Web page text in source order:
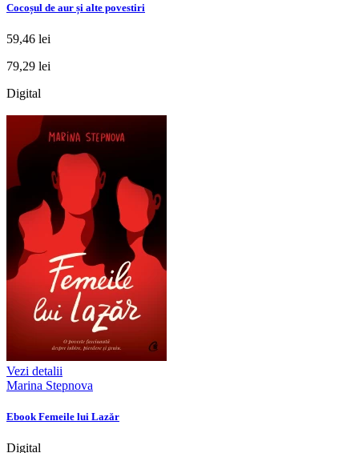
Cocoșul de aur și alte povestiri
59,46 lei
79,29 lei
Digital
Vezi detalii
Marina Stepnova
Ebook Femeile lui Lazăr
Digital